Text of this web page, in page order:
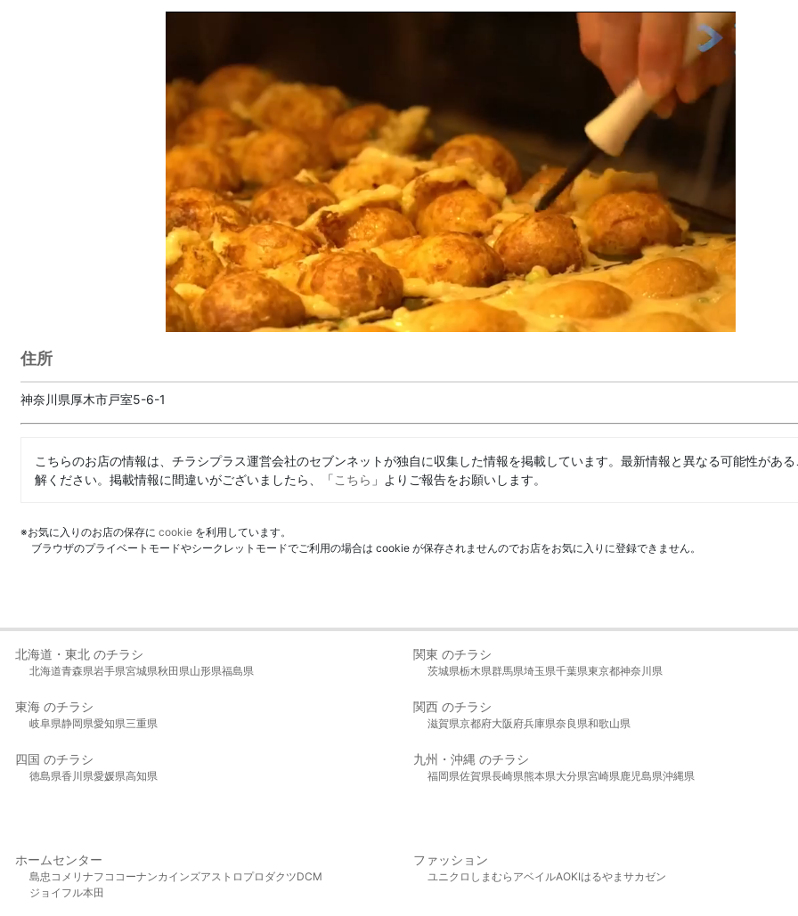
住所
神奈川県厚木市戸室5-6-1
こちらのお店の情報は、チラシプラス運営会社のセブンネットが独自に収集した情報を掲載しています。最新情報と異なる可能性があ
解ください。掲載情報に間違いがございましたら、「こちら 」よりご報告をお願いします。
※お気に入りのお店の保存に cookie を利用しています。
ブラウザのプライベートモードやシークレットモードでご利用の場合は cookie が保存されませんのでお店をお気に入りに登録できません。
北海道・東北 のチラシ
北海道青森県岩手県宮城県秋田県山形県福島県
関東 のチラシ
茨城県栃木県群馬県埼玉県千葉県東京都神奈川県
東海 のチラシ
岐阜県静岡県愛知県三重県
関西 のチラシ
滋賀県京都府大阪府兵庫県奈良県和歌山県
四国 のチラシ
徳島県香川県愛媛県高知県
九州・沖縄 のチラシ
福岡県佐賀県長崎県熊本県大分県宮崎県鹿児島県沖縄県
ホームセンター
島忠 コメリ ナフコ コーナンカインズアストロプロダクツDCM
ジョイフル本田
ファッション
ユニクロ しまむら アベイルAOKIはるやま サカゼン